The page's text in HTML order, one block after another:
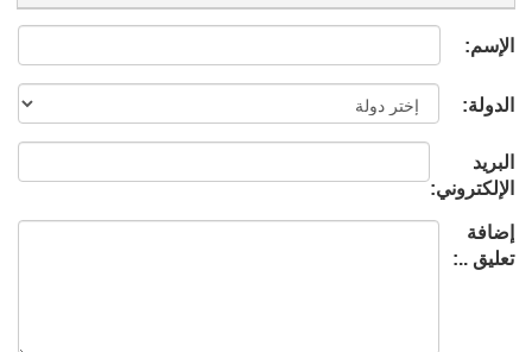
الإسم:
الدولة:
البريد
الإلكتروني:
إضافة
تعليق ..: